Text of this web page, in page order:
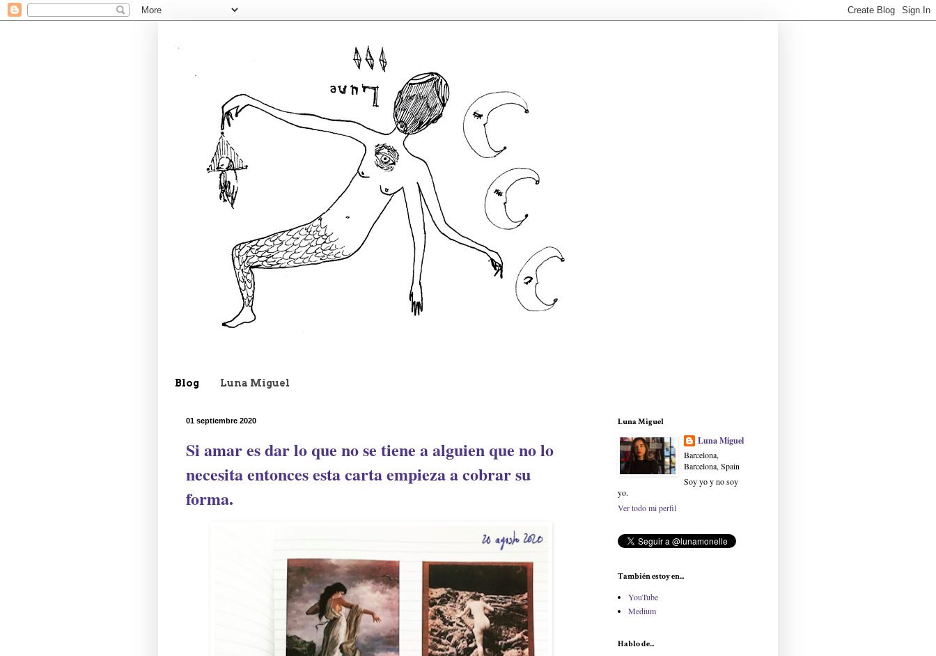
Blog Luna Miguel
01 septiembre 2020
Si amar es dar lo que no se tiene a alguien que no lo
necesita entonces esta carta empieza a cobrar su
forma.
Luna Miguel
Luna Miguel
Barcelona,
Barcelona, Spain
Soy yo y no soy
yo.
Ver todo mi perfil
También estoy en...
YouTube
Medium
Hablo de...